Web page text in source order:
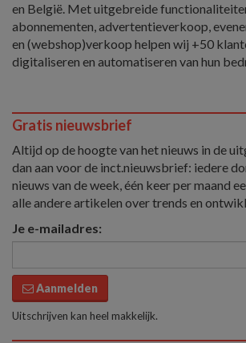
en België. Met uitgebreide
abonnementen, advertentieverkoop,
en (webshop)verkoop helpen wij +50
digitaliseren en automatiseren van hun
Gratis nieuwsbrief
Altijd op de hoogte van het nieuws in de
dan aan voor de inct.nieuwsbrief: iedere
nieuws van de week, één keer per maand
alle andere artikelen over trends en
Je e-mailadres:
Aanmelden
Uitschrijven kan heel makkelijk.